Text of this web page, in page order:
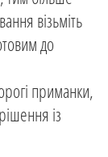
візьміть
до
приманки,
із